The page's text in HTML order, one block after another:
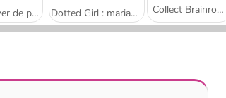
Bridal shower de princesse Dotted Girl : mariage gâché Collect Brainrot Arena